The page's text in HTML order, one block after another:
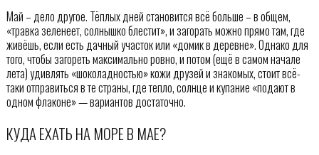
Май – дело другое. Тёплых дней становится всё больше – в общем,
«травка зеленеет, солнышко блестит», и загорать можно прямо там, где
живёшь, если есть дачный участок или «домик в деревне». Однако для
того, чтобы загореть максимально ровно, и потом (ещё в самом начале
лета) удивлять «шоколадностью» кожи друзей и знакомых, стоит всё-
таки отправиться в те страны, где тепло, солнце и купание «подают в
одном флаконе» — вариантов достаточно.
КУДА ЕХАТЬ НА МОРЕ В МАЕ?